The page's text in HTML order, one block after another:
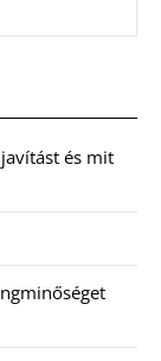
és mit